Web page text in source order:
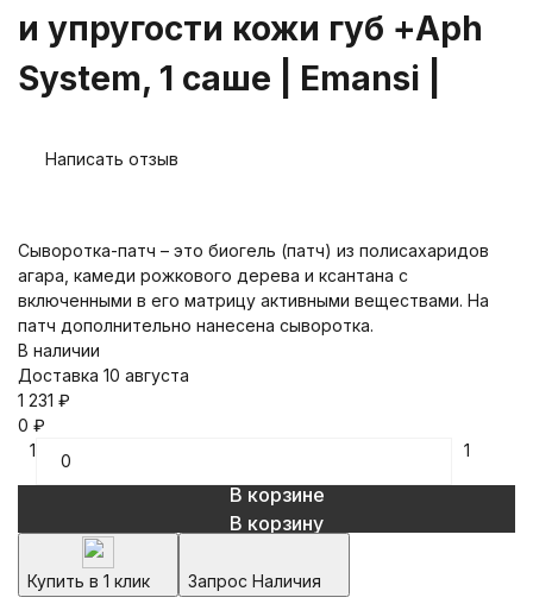
и упругости кожи губ +Aph
System, 1 саше | Emansi |
Написать отзыв
Сыворотка-патч – это биогель (патч) из полисахаридов
агара, камеди рожкового дерева и ксантана с
включенными в его матрицу активными веществами. На
патч дополнительно нанесена сыворотка.
В наличии
Доставка 10 августа
1 231 ₽
0 ₽
1
1
В корзине
В корзину
Купить в 1 клик
Запрос Наличия